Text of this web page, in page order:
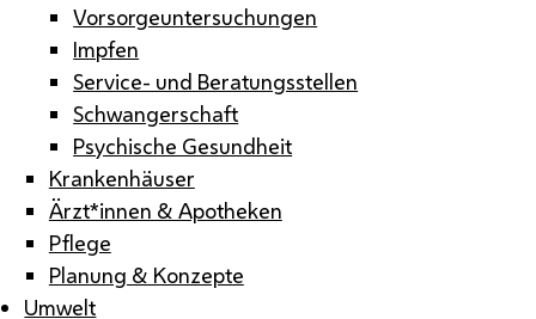
Vorsorgeuntersuchungen
Impfen
Service- und Beratungsstellen
Schwangerschaft
Psychische Gesundheit
Krankenhäuser
Ärzt*innen & Apotheken
Pflege
Planung & Konzepte
Umwelt